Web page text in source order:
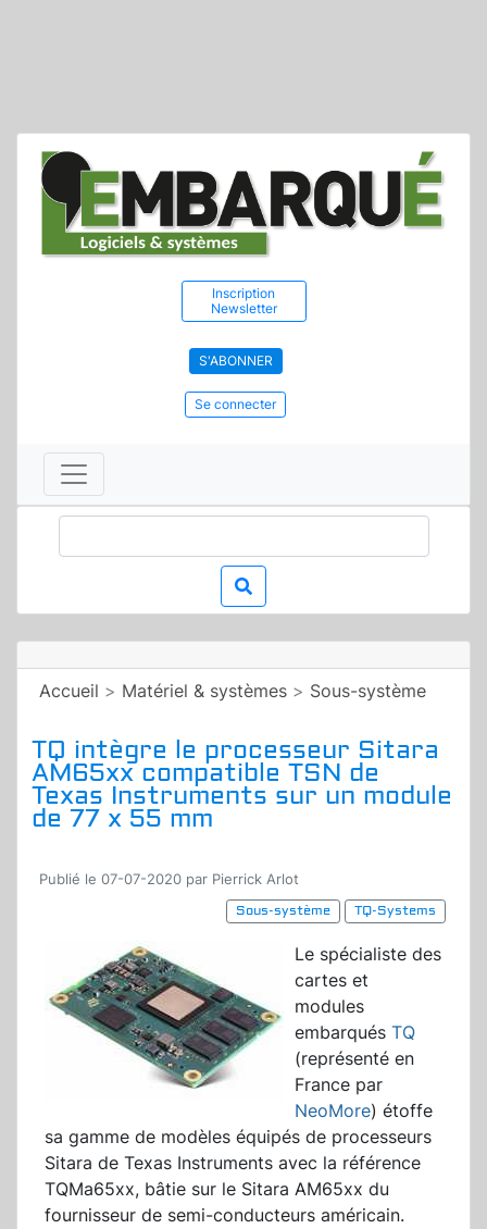
Inscription
Newsletter
S'ABONNER
Se connecter
Accueil > Matériel & systèmes > Sous-système
TQ intègre le processeur Sitara
AM65xx compatible TSN de
Texas Instruments sur un module
de 77 x 55 mm
Publié le 07-07-2020 par Pierrick Arlot
Sous-système
TQ-Systems
Le spécialiste des
cartes et
modules
embarqués TQ
(représenté en
France par
NeoMore) étoffe
sa gamme de modèles équipés de processeurs
Sitara de Texas Instruments avec la référence
TQMa65xx, bâtie sur le Sitara AM65xx du
fournisseur de semi-conducteurs américain.